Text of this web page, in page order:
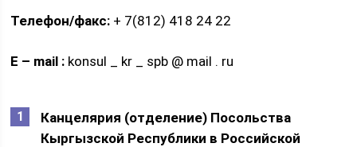
Телефон/факс: + 7(812) 418 24 22
E – mail : konsul _ kr _ spb @ mail . ru
Канцелярия (отделение) Посольства
Кыргызской Республики в Российской